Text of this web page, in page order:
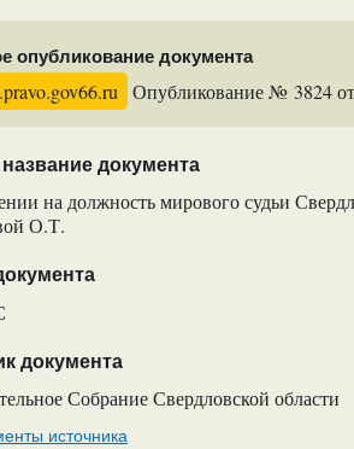
опубликование документа
Опубликование № 3824
документа
на должность мирового судьи
О.Т.
документа
Собрание Свердловской области
источника